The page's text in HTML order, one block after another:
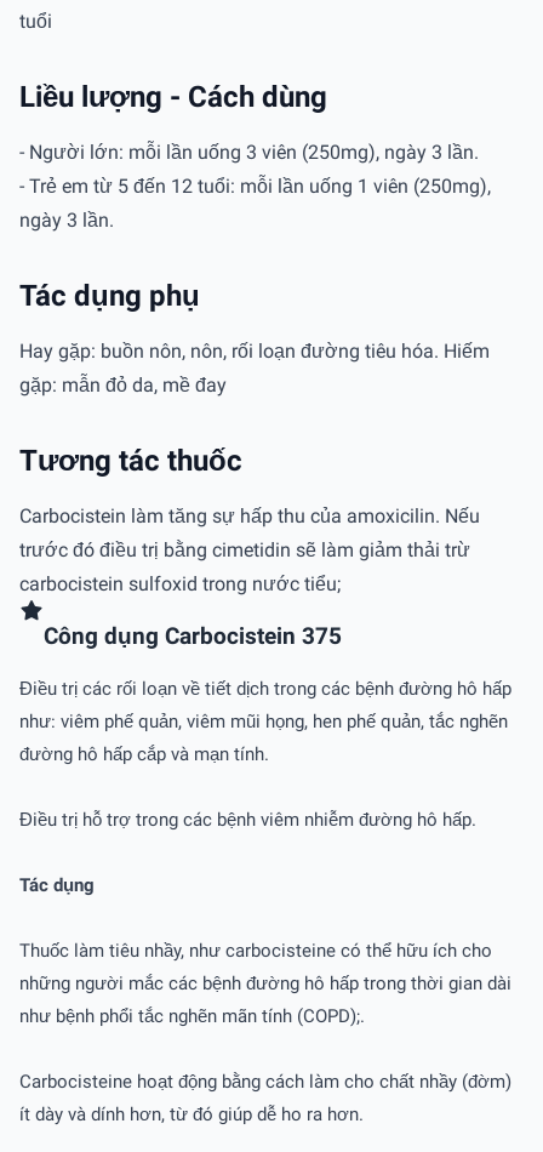
tuổi
Liều lượng - Cách dùng
- Người lớn: mỗi lần uống 3 viên (250mg), ngày 3 lần.
- Trẻ em từ 5 đến 12 tuổi: mỗi lần uống 1 viên (250mg),
ngày 3 lần.
Tác dụng phụ
Hay gặp: buồn nôn, nôn, rối loạn đường tiêu hóa. Hiếm
gặp: mẫn đỏ da, mề đay
Tương tác thuốc
Carbocistein làm tăng sự hấp thu của amoxicilin. Nếu
trước đó điều trị bằng cimetidin sẽ làm giảm thải trừ
carbocistein sulfoxid trong nước tiểu;
Công dụng Carbocistein 375
Điều trị các rối loạn về tiết dịch trong các bệnh đường hô hấp
như: viêm phế quản, viêm mũi họng, hen phế quản, tắc nghẽn
đường hô hấp cắp và mạn tính.
Điều trị hỗ trợ trong các bệnh viêm nhiễm đường hô hấp.
Tác dụng
Thuốc làm tiêu nhầy, như carbocisteine có thể hữu ích cho
những người mắc các bệnh đường hô hấp trong thời gian dài
như bệnh phổi tắc nghẽn mãn tính (COPD);.
Carbocisteine hoạt động bằng cách làm cho chất nhầy (đờm)
ít dày và dính hơn, từ đó giúp dễ ho ra hơn.